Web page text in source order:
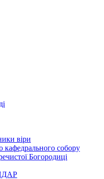
віри
кафедрального собору
Богородиці